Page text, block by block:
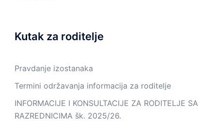
Kutak za roditelje
Pravdanje izostanaka
Termini održavanja informacija za roditelje
INFORMACIJE I KONSULTACIJE ZA RODITELJE SA
RAZREDNICIMA šk. 2025/26.